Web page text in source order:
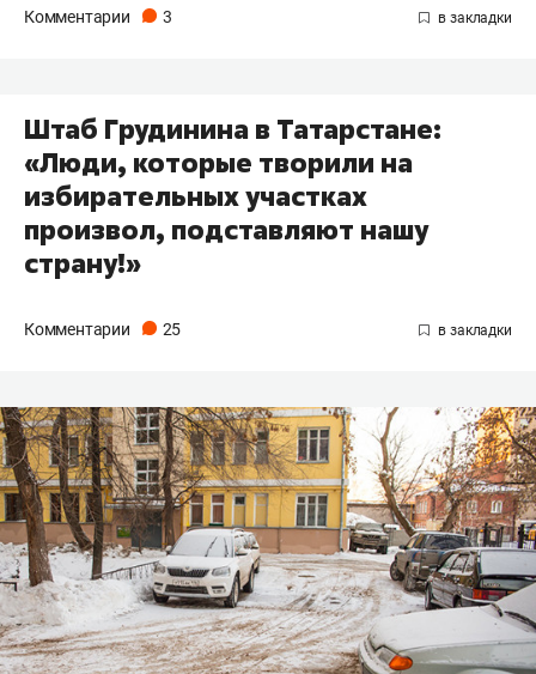
Комментарии 3
Штаб Грудинина в Татарстане:
«Люди, которые творили на
избирательных участках
произвол, подставляют нашу
страну!»
Комментарии 25